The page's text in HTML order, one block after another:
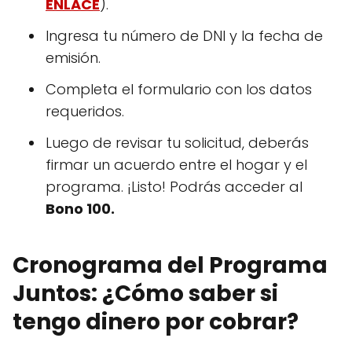
ENLACE).
Ingresa tu número de DNI y la fecha de
emisión.
Completa el formulario con los datos
requeridos.
Luego de revisar tu solicitud, deberás
firmar un acuerdo entre el hogar y el
programa. ¡Listo! Podrás acceder al
Bono 100.
Cronograma del Programa
Juntos: ¿Cómo saber si
tengo dinero por cobrar?